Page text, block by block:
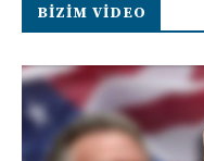
BIZIM VIDEO